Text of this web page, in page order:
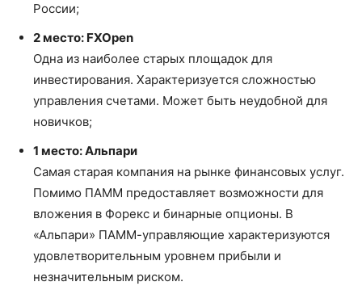
России;
2 место: FXOpen
Одна из наиболее старых площадок для
инвестирования. Характеризуется сложностью
управления счетами. Может быть неудобной для
новичков;
1 место: Альпари
Самая старая компания на рынке финансовых услуг.
Помимо ПАММ предоставляет возможности для
вложения в Форекс и бинарные опционы. В
«Альпари» ПАММ-управляющие характеризуются
удовлетворительным уровнем прибыли и
незначительным риском.